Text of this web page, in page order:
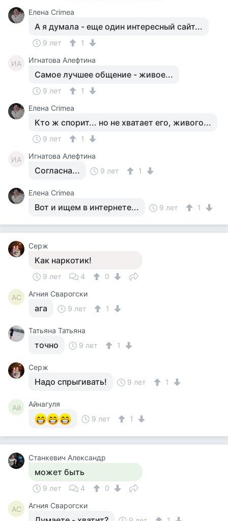
Елена Crimea
А я думала - еще один интересный сайт...
9 лет 1
ИА Игнатова Алефтина
Самое лучшее общение - живое...
9 лет
1
Елена Crimea
Кто ж спорит... но не хватает его, живого...
9 лет 1
ИА Игнатова Алефтина
Согласна... 9 лет 1
Елена Crimea
Вот и ищем в интернете... 9 лет 1
Серж
Как наркотик!
9 лет 4 0
АС Агния Сварогски
ага 9 лет 1
Татьяна Татьяна
точно 9 лет 1
Серж
Надо спрыгивать! 9 лет 1
Ай
Айнагуля
9 лет
1
Станкевич Александр
может быть
9 лет 4 0
АС Агния Сварогски